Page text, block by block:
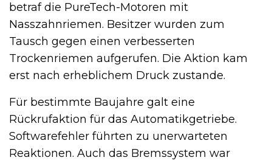
betraf die PureTech-Motoren mit
Nasszahnriemen. Besitzer wurden zum
Tausch gegen einen verbesserten
Trockenriemen aufgerufen. Die Aktion kam
erst nach erheblichem Druck zustande.
Für bestimmte Baujahre galt eine
Rückrufaktion für das Automatikgetriebe.
Softwarefehler führten zu unerwarteten
Reaktionen. Auch das Bremssystem war